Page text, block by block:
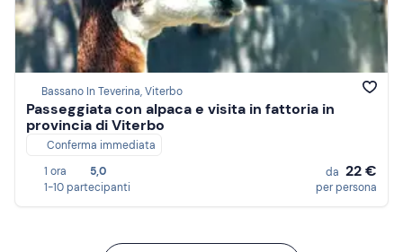
Bassano In Teverina, Viterbo
Passeggiata con alpaca e visita in fattoria in
provincia di Viterbo
Conferma immediata
1 ora
5,0
1-10 partecipanti
da 22 €
per persona